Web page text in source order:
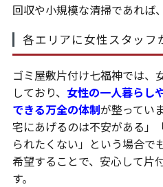
回収や小規模な清掃であれば
各エリアに女性スタッフ
ゴミ屋敷片付け七福神では、
しており、 女性の一人暮らし
できる万全の体制が整ってい
宅にあげるのは不安がある」
られたくない」という場合で
希望することで、安心して片
す。